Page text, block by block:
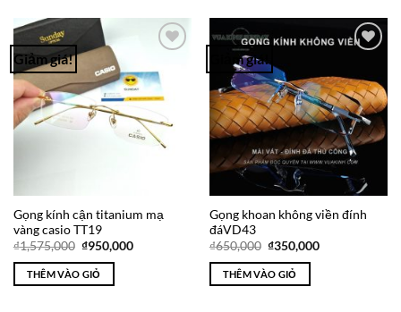
Giảm giá!
Wishlist
Gọng kính cận titanium mạ
vàng casio TT19
₫1,575,000 Giá
là:
₫1,575,000.
₫950,000Giá
THÊM VÀO GIỎ
Giảm giá!
Wishlist
Gọng khoan không viền đính
đáVD43
₫650,000 Giá
là:
₫650,000.
₫350,000Giá
THÊM VÀO GIỎ